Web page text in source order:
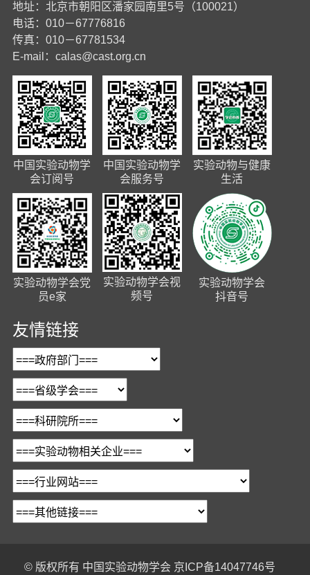
地址：北京市朝阳区潘家园南里5号（100021）
电话：010－67776816
传真：010－67781534
E-mail： calas@cast.org.cn
中国实验动物学
会订阅号
中国实验动物学
会服务号
实验动物与健康
生活
实验动物学会党
员e家
实验动物学会视
频号
实验动物学会
抖音号
友情链接
© 版权所有 中国实验动物学会 京ICP备14047746号